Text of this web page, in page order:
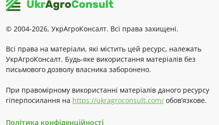
© 2004-2026, УкрАгроКонсалт. Всі права захищені.
Всі права на матеріали, які містить цей ресурс, належать
УкрАгроКонсалт. Будь-яке використання матеріалів без
письмового дозволу власника заборонено.
При правомірному використанні матеріалів даного ресурсу
гіперпосилання на https://ukragroconsult.com/ обов’язкове.
Політика конфіденційності